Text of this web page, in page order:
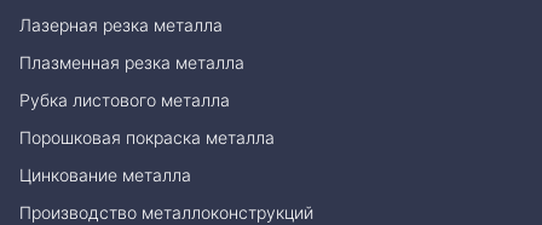
Лазерная резка металла
Плазменная резка металла
Рубка листового металла
Порошковая покраска металла
Цинкование металла
Производство металлоконструкций